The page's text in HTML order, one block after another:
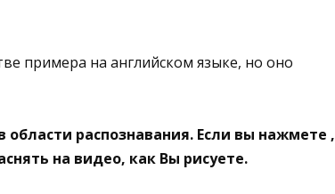
примера на английском языке, но оно
распознавания. Если вы нажмете ,
на видео, как Вы рисуете.